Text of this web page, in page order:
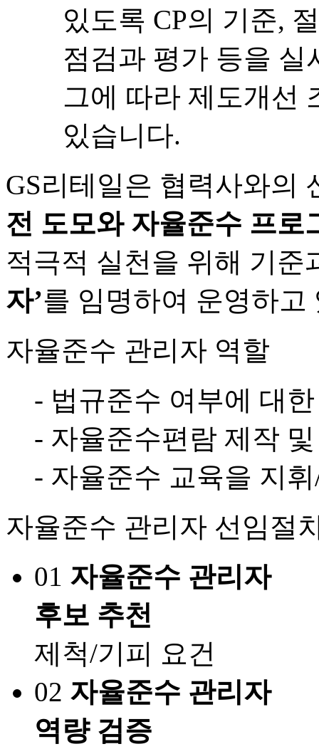
있도록 CP의 기준,
점검과 평가 등을 실
그에 따라 제도개선
있습니다.
GS리테일은 협력사와의
전 도모와 자율준수 프로
적극적 실천을 위해 기
자’를 임명하여 운영하고
자율준수 관리자 역할
- 법규준수 여부에 대
- 자율준수편람 제작
- 자율준수 교육을 지
자율준수 관리자 선임절
01 자율준수 관리자
후보 추천
제척/기피 요건
02 자율준수 관리자
역량 검증